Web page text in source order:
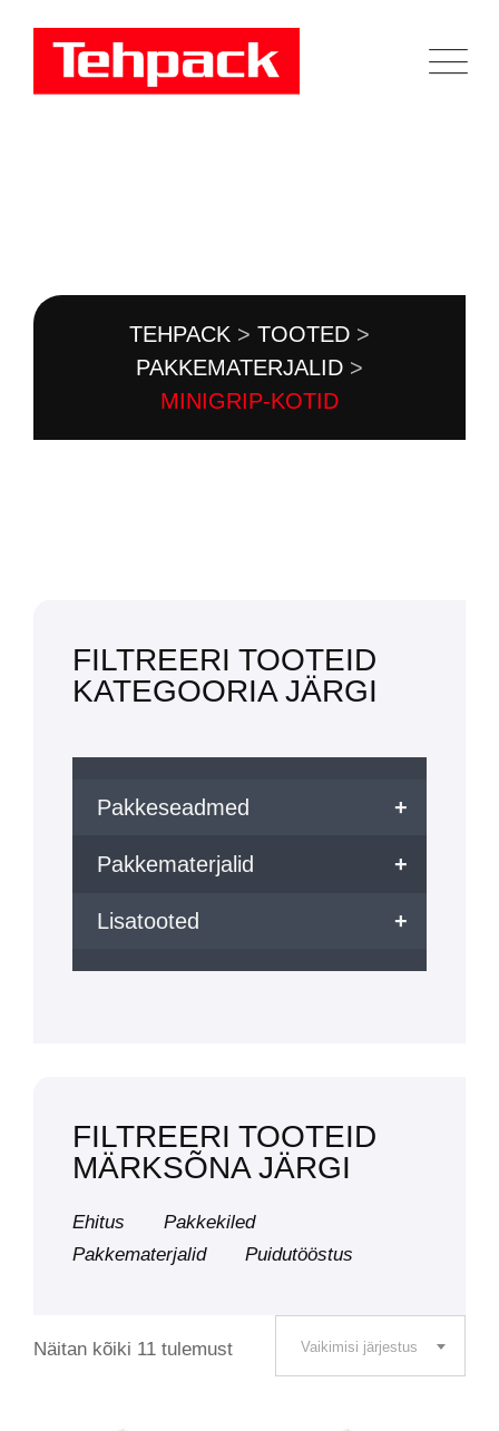
TEHPACK > TOOTED >
PAKKEMATERJALID >
MINIGRIP-KOTID
Näitan kõiki 11 tulemust Vaikimisi järjestus
FILTREERI TOOTEID
KATEGOORIA JÄRGI
+
Pakkeseadmed
+
Pakkematerjalid
+
Lisatooted
FILTREERI TOOTEID
MÄRKSÕNA JÄRGI
Ehitus
Pakkekiled
Pakkematerjalid
Puidutööstus